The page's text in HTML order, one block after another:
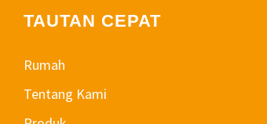
TAUTAN CEPAT
Rumah
Tentang Kami